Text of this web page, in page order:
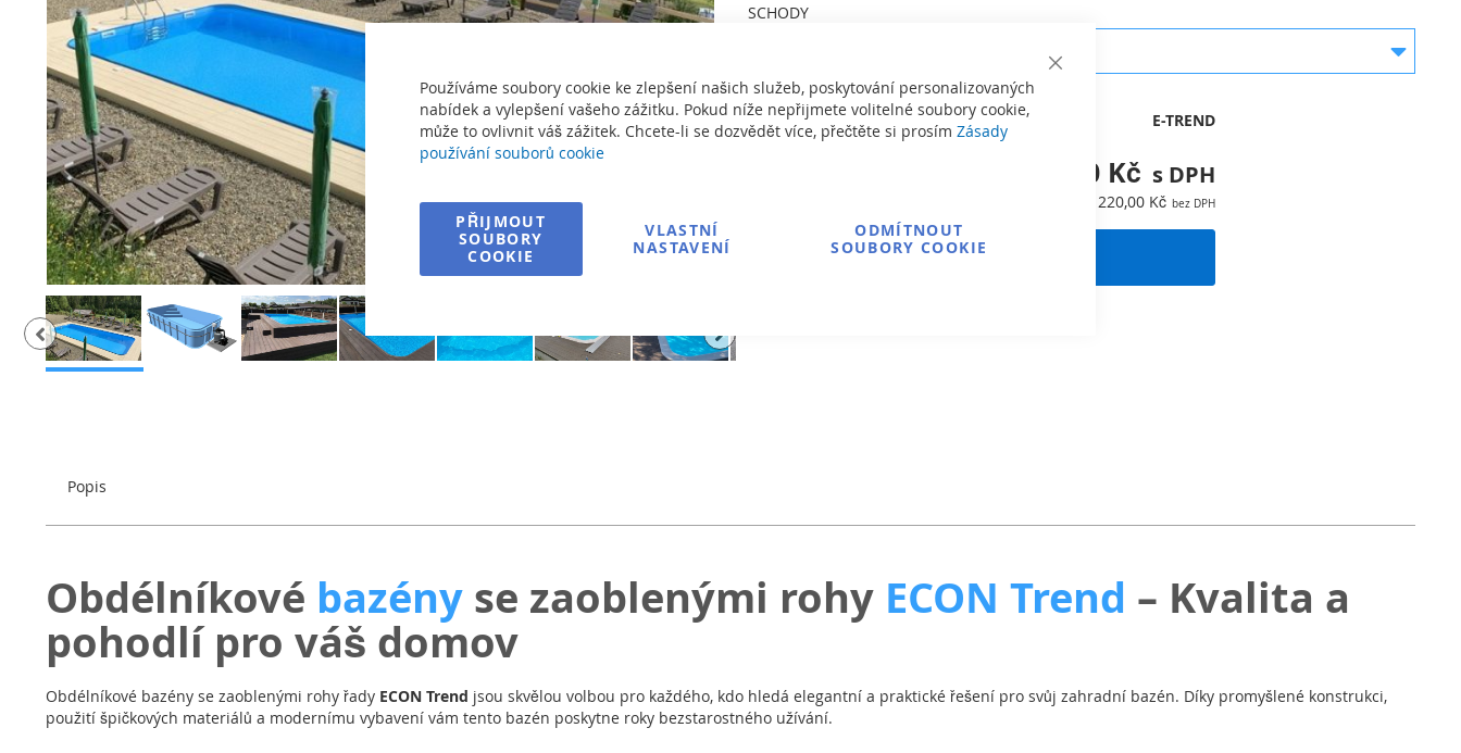
Close
Používáme soubory cookie ke zlepšení našich služeb, poskytování personalizovaných
nabídek a vylepšení vašeho zážitku. Pokud níže nepřijmete volitelné soubory cookie,
může to ovlivnit váš zážitek. Chcete-li se dozvědět více, přečtěte si prosím Zásady
používání souborů cookie
PŘIJMOUT
SOUBORY
COOKIE
VLASTNÍ
NASTAVENÍ
ODMÍTNOUT
SOUBORY COOKIE
obrázky
SCHODY
118 846,20 Kč
98 220,00 Kč
Kód produktu E-TREND
NEZÁVAZNÁ POPTÁVKA
Popis
Obdélníkové bazény se zaoblenými rohy ECON Trend – Kvalita a
pohodlí pro váš domov
Obdélníkové bazény se zaoblenými rohy řady ECON Trend jsou skvělou volbou pro každého, kdo hledá elegantní a praktické řešení pro svůj zahradní bazén. Díky promyšlené konstrukci,
použití špičkových materiálů a modernímu vybavení vám tento bazén poskytne roky bezstarostného užívání.